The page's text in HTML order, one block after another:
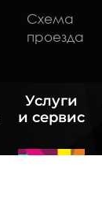
Схема
проезда
Услуги
и сервис